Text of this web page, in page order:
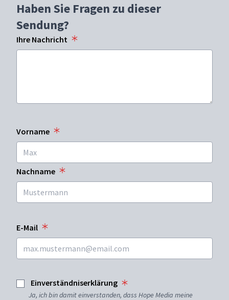
Haben Sie Fragen zu dieser
Sendung?
Ihre Nachricht
Vorname
Nachname
E-Mail
Einverständniserklärung
Ja, ich bin damit einverstanden, dass Hope Media meine